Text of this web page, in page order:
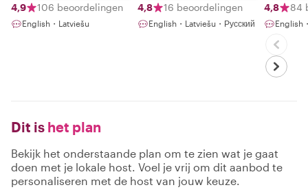
4,9 106 beoordelingen
English・Latviešu
4,8
16 beoordelingen
English・Latviešu・Русский
4,8 84
English
Dit is het plan
Bekijk het onderstaande plan om te zien wat je gaat
doen met je lokale host. Voel je vrij om dit aanbod te
personaliseren met de host van jouw keuze.